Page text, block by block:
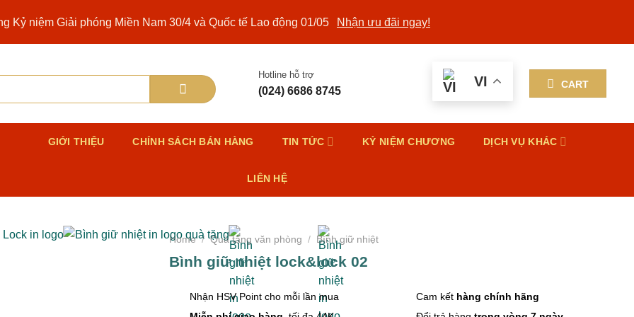
Kỷ niệm Giải phóng Miền Nam 30/4 và Quốc tế Lao động 01/05 Nhận ưu đãi ngay!
Hotline hỗ trợ
(024) 6686 8745
VI CART
GIỚI THIỆU CHÍNH SÁCH BÁN HÀNG TIN TỨC KỶ NIỆM CHƯƠNG DỊCH VỤ KHÁC
LIÊN HỆ
Home / Quà tặng văn phòng / Bình giữ nhiệt
Bình giữ nhiệt lock&lock 02
Nhận HSV Point cho mỗi lần mua Cam kết hàng chính hãng